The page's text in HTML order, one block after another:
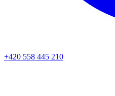
+420 558 445 210